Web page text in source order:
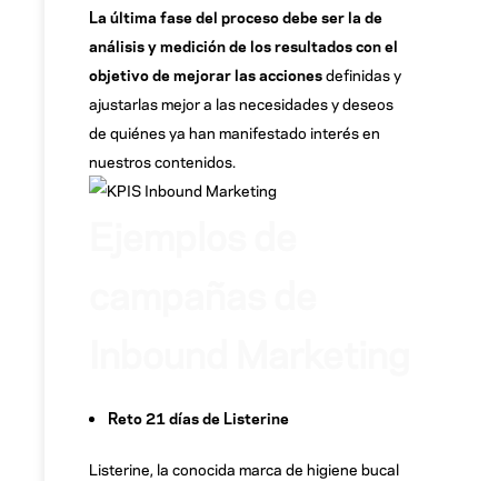
La última fase del proceso debe ser la de
análisis y medición de los resultados con el
objetivo de mejorar las accionesdefinidas y
ajustarlas mejor a las necesidades y deseos
de quiénes ya han manifestado interés en
nuestros contenidos.
Reto 21 días de Listerine
Listerine, la conocida marca de higiene bucal